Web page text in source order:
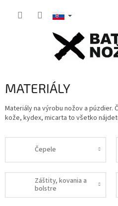
MATERIÁLY
Materiály na výrobu nožov a púzdier.
kože, kydex, micarta to všetko
Čepele
Záštity, kovania a
bolstre